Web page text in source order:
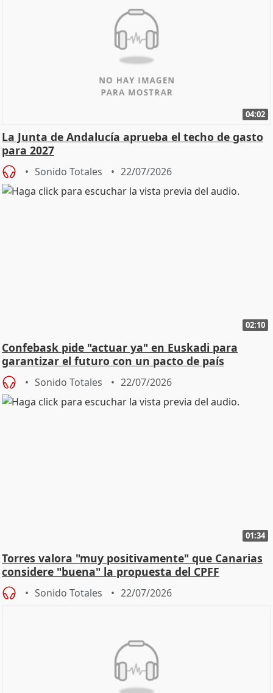
04:02
La Junta de Andalucía aprueba el techo de gasto
para 2027
Sonido Totales 22/07/2026
02:10
Confebask pide "actuar ya" en Euskadi para
garantizar el futuro con un pacto de país
Sonido Totales 22/07/2026
01:34
Torres valora "muy positivamente" que Canarias
considere "buena" la propuesta del CPFF
Sonido Totales 22/07/2026